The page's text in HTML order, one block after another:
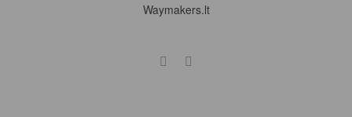
Waymakers.lt